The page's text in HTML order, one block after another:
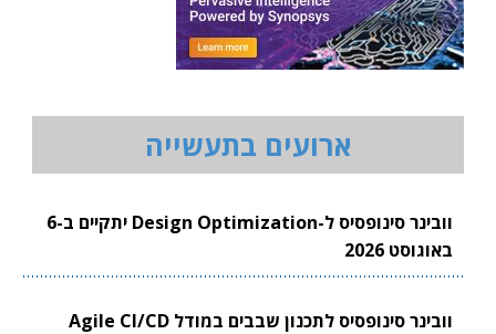
ארועים בתעשייה
וובינר סינופסיס ל-Design Optimization יתקיים ב-6
באוגוסט 2026
וובינר סינופסיס לתכנון שבבים במודל Agile CI/CD